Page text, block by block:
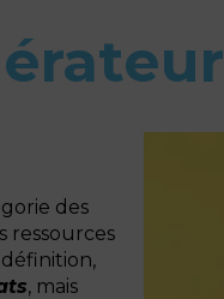
des
ressources
, mais